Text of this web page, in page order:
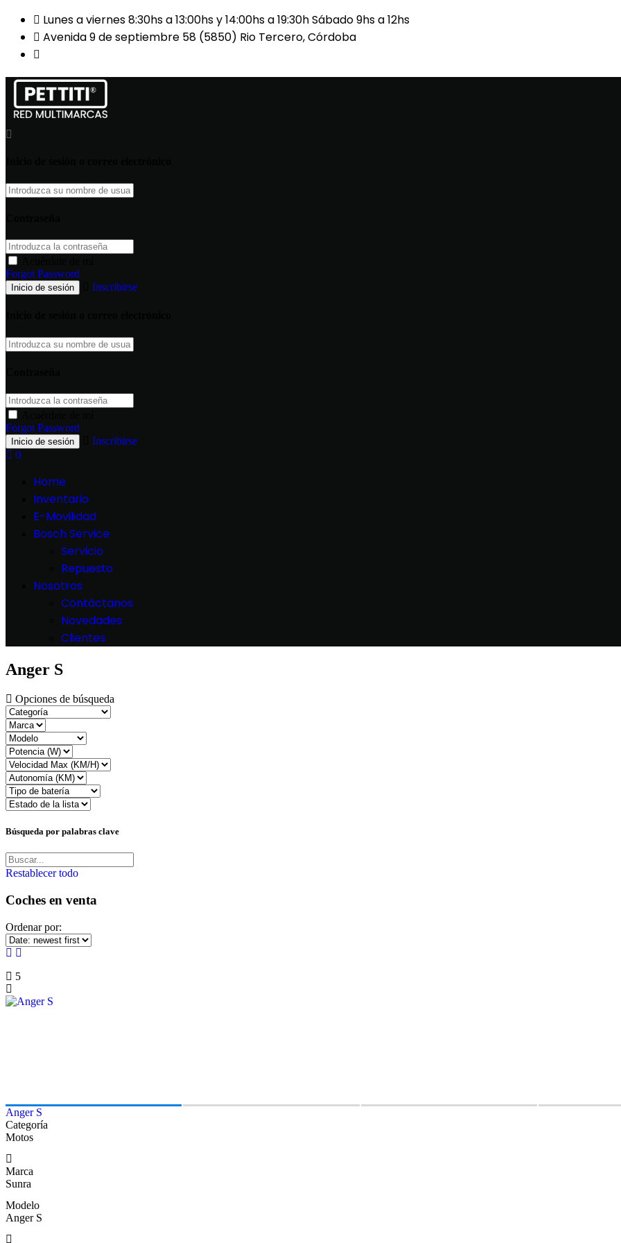
Lunes a viernes 8:30hs a 13:00hs y 14:00hs a 19:30h Sábado 9hs a 12hs
Avenida 9 de septiembre 58 (5850) Rio Tercero, Córdoba
Forgot Password
Inscribirse
Forgot Password
Inscribirse
0
Home
Inventario
E-Movilidad
Bosch Service
Servicio
Repuesto
Nosotros
Contáctanos
Novedades
Clientes
Anger S
Opciones de búsqueda
Búsqueda por palabras clave
Restablecer todo
Coches en venta
Ordenar por:
5
Anger S
Categoría
Motos
Marca
Sunra
Modelo
Anger S